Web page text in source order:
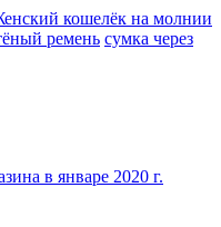
кошелёк на молнии
ремень сумка через
в январе 2020 г.